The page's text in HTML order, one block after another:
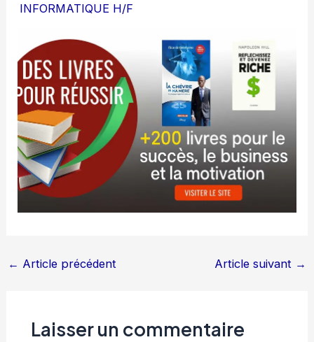
INFORMATIQUE H/F
← Article précédent Article suivant →
Laisser un commentaire